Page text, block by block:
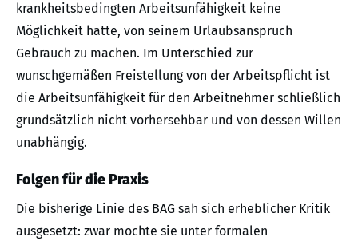
krankheitsbedingten Arbeitsunfähigkeit keine
Möglichkeit hatte, von seinem Urlaubsanspruch
Gebrauch zu machen. Im Unterschied zur
wunschgemäßen Freistellung von der Arbeitspflicht ist
die Arbeitsunfähigkeit für den Arbeitnehmer schließlich
grundsätzlich nicht vorhersehbar und von dessen Willen
unabhängig.
Folgen für die Praxis
Die bisherige Linie des BAG sah sich erheblicher Kritik
ausgesetzt: zwar mochte sie unter formalen